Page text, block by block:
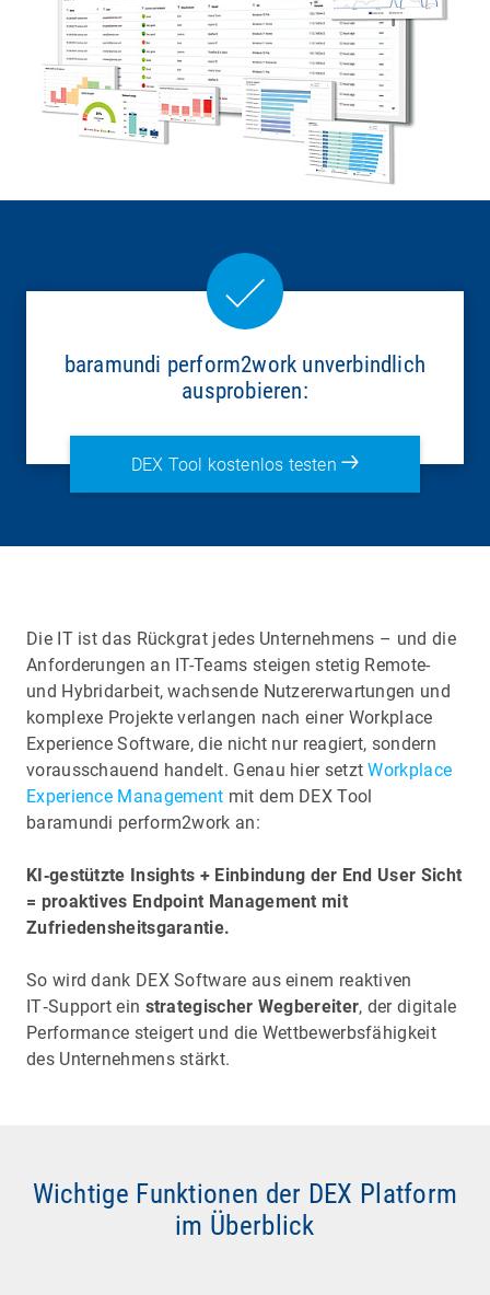
baramundi perform2work unverbindlich
ausprobieren:
DEX Tool kostenlos testen
Die IT ist das Rückgrat jedes Unternehmens – und die
Anforderungen an IT-Teams steigen stetig Remote-
und Hybridarbeit, wachsende Nutzererwartungen und
komplexe Projekte verlangen nach einer Workplace
Experience Software, die nicht nur reagiert, sondern
vorausschauend handelt. Genau hier setztWorkplace
Experience Management mit dem DEX Tool
baramundi perform2work an:
KI‑gestützte Insights + Einbindung der End User Sicht
= proaktives Endpoint Management mit
Zufriedensheitsgarantie.
So wird dank DEX Software aus einem reaktiven
IT‑Support ein strategischer Wegbereiter, der digitale
Performance steigert und die Wettbewerbsfähigkeit
des Unternehmens stärkt.
Wichtige Funktionen der DEX Platform
im Überblick